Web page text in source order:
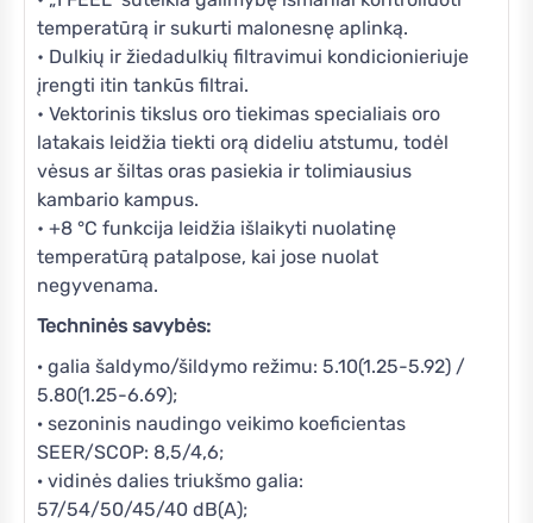
temperatūrą ir sukurti malonesnę aplinką.
• Dulkių ir žiedadulkių filtravimui kondicionieriuje
įrengti itin tankūs filtrai.
• Vektorinis tikslus oro tiekimas specialiais oro
latakais leidžia tiekti orą dideliu atstumu, todėl
vėsus ar šiltas oras pasiekia ir tolimiausius
kambario kampus.
• +8 °C funkcija leidžia išlaikyti nuolatinę
temperatūrą patalpose, kai jose nuolat
negyvenama.
Techninės savybės:
· galia šaldymo/šildymo režimu: 5.10(1.25-5.92) /
5.80(1.25-6.69);
· sezoninis naudingo veikimo koeficientas
SEER/SCOP: 8,5/4,6;
· vidinės dalies triukšmo galia:
57/54/50/45/40 dB(A);